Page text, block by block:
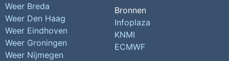
Weer Breda
Weer Den Haag
Weer Eindhoven
Weer Groningen
Weer Nijmegen
Bronnen
Infoplaza
KNMI
ECMWF